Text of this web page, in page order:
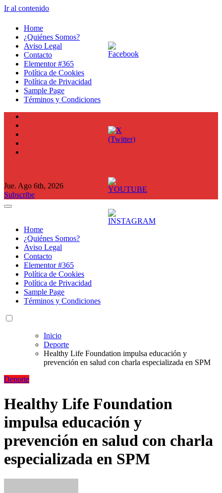
Ir al contenido
Home
¿Quiénes Somos?
Aviso Legal
Contacto
Elementor #365
Política de Cookies
Política de Privacidad
Sample Page
Términos y Condiciones
Jue. Ago 6th, 2026
Subscribe
Home
¿Quiénes Somos?
Aviso Legal
Contacto
Elementor #365
Política de Cookies
Política de Privacidad
Sample Page
Términos y Condiciones
Inicio
Deporte
Healthy Life Foundation impulsa educación y
prevención en salud con charla especializada en SPM
Deporte
Healthy Life Foundation
impulsa educación y
prevención en salud con charla
especializada en SPM